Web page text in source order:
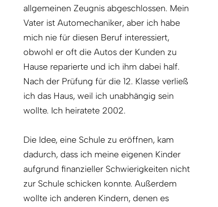
allgemeinen Zeugnis abgeschlossen. Mein
Vater ist Automechaniker, aber ich habe
mich nie für diesen Beruf interessiert,
obwohl er oft die Autos der Kunden zu
Hause reparierte und ich ihm dabei half.
Nach der Prüfung für die 12. Klasse verließ
ich das Haus, weil ich unabhängig sein
wollte. Ich heiratete 2002.
Die Idee, eine Schule zu eröffnen, kam
dadurch, dass ich meine eigenen Kinder
aufgrund finanzieller Schwierigkeiten nicht
zur Schule schicken konnte. Außerdem
wollte ich anderen Kindern, denen es